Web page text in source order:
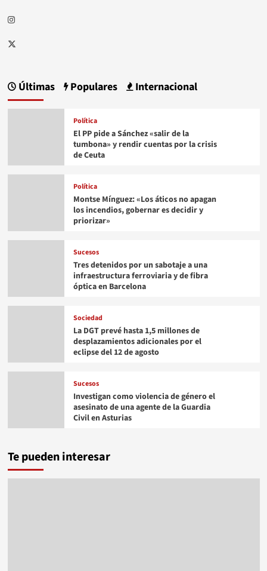
Instagram
Twitter
Últimas Populares Internacional
Política
El PP pide a Sánchez «salir de la
tumbona» y rendir cuentas por la crisis
de Ceuta
Política
Montse Mínguez: «Los áticos no apagan
los incendios, gobernar es decidir y
priorizar»
Sucesos
Tres detenidos por un sabotaje a una
infraestructura ferroviaria y de fibra
óptica en Barcelona
Sociedad
La DGT prevé hasta 1,5 millones de
desplazamientos adicionales por el
eclipse del 12 de agosto
Sucesos
Investigan como violencia de género el
asesinato de una agente de la Guardia
Civil en Asturias
Te pueden interesar